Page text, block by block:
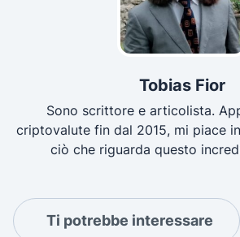
Tobias Fior
Sono scrittore e articolista.
criptovalute fin dal 2015, mi piace
ciò che riguarda questo
Ti potrebbe interessare